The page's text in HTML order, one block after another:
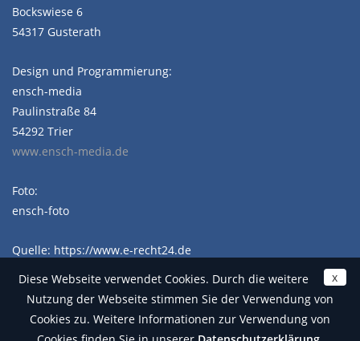
Bockswiese 6
54317 Gusterath
Design und Programmierung:
ensch-media
Paulinstraße 84
54292 Trier
www.ensch-media.de
Foto:
ensch-foto
Quelle: https://www.e-recht24.de
x
Diese Webseite verwendet Cookies. Durch die weitere
Nutzung der Webseite stimmen Sie der Verwendung von
Cookies zu. Weitere Informationen zur Verwendung von